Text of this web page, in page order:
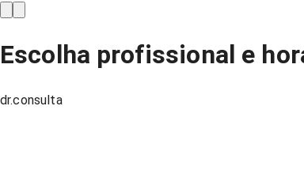
Escolha profissional e
dr.consulta